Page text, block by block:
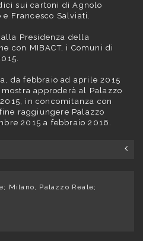
sui cartoni di Agnolo
e Francesco Salviati .
Presidenza della
con MIBACT, i Comuni di
.
da febbraio ad aprile 2015
mostra approderà al Palazzo
in concomitanza con
raggiungere Palazzo
2015 a febbraio 2016.
Milano, Palazzo Reale;